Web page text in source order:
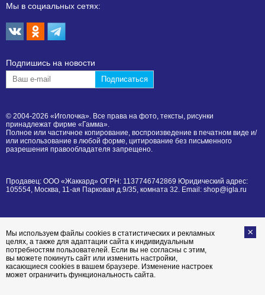
Мы в социальных сетях:
Подпишиcь на новости
© 2004-2026 «Иголочка». Все права на фото, тексты, рисунки
принадлежат фирме «Гамма».
Полное или частичное копирование, воспроизведение в печатном виде и/
или использование в любой форме, цитирование без письменного
разрешения правообладателя запрещено.
Продавец: ООО «Жаккард» ОГРН: 1137746742869 Юридический адрес:
105554, Москва, 11-ая Парковая д.9/35, комната 32. Email: shop@igla.ru
Мы используем файлы cookies в статистических и рекламных
целях, а также для адаптации сайта к индивидуальным
потребностям пользователей. Если вы не согласны с этим,
вы можете покинуть сайт или изменить настройки,
касающиеся cookies в вашем браузере. Изменение настроек
может ограничить функциональность сайта.